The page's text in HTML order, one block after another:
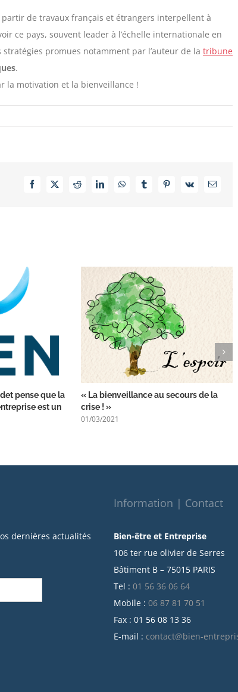
de travaux français et étrangers interpellent à
ce pays, souvent leader à l’échelle internationale en
promues notamment par l’auteur de la tribune
.
la motivation et la bienveillance !
Facebook
X RedditLinkedInWhatsAppTumblrPinterest
Vk Email
pense que la
est un
« La bienveillance au secours de la
crise ! »
01/03/2021
dernières actualités
Information | Contact
Bien-être et Entreprise
106 ter rue olivier de Serres
Bâtiment B – 75015 PARIS
Tel : 01 56 36 06 64
Mobile : 06 87 81 70 51
Fax : 01 56 08 13 36
E-mail : contact@bien-